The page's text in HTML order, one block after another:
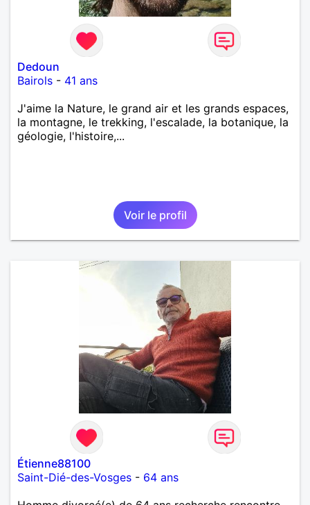
Dedoun
Bairols - 41 ans
J'aime la Nature, le grand air et les grands espaces,
la montagne, le trekking, l'escalade, la botanique, la
géologie, l'histoire,...
Voir le profil
Étienne88100
Saint-Dié-des-Vosges - 64 ans